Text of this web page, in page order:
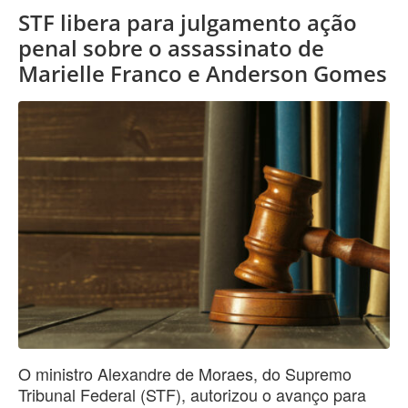
STF libera para julgamento ação
penal sobre o assassinato de
Marielle Franco e Anderson Gomes
O ministro Alexandre de Moraes, do Supremo
Tribunal Federal (STF), autorizou o avanço para